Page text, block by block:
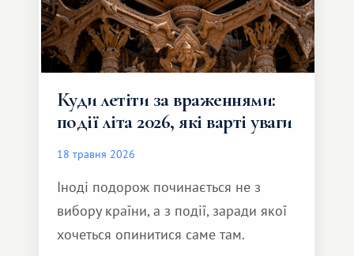
Куди летіти за враженнями:
події літа 2026, які варті уваги
18 травня 2026
Іноді подорож починається не з
вибору країни, а з події, заради якої
хочеться опинитися саме там.